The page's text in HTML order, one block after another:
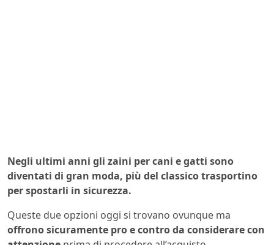
Negli ultimi anni gli zaini per cani e gatti sono
diventati di gran moda, più del classico trasportino
per spostarli in sicurezza.
Queste due opzioni oggi si trovano ovunque ma
offrono sicuramente pro e contro da considerare con